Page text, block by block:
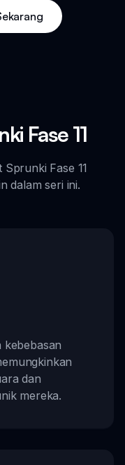
Fase 11
Fase 11
dalam seri ini.
kebebasan
dan
mereka.